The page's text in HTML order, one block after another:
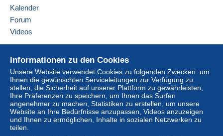
Konto des Käufers nach sich ziehen.
Sollten die Verkaufsbedingungen des Verkäufers
Klauseln enthalten, die sich auf die Zahlung
Zahlungsbedingungen der Delcampe-Website, wie
sie in den Nutzungsbedingungen definiert sind.
Käufe müssen, nachdem der Verkäufer die
Endabrechnung geschickt hat, innerhalb von14
Tagenbezahlt werden.
Garantie:
Belgien
Diesen Verkäufer zu den Favoriten hinzufügen
hinzufügen
Informationen zu den Cookies
Unsere Website verwendet Cookies zu folgenden Zwecken: um
Ihnen die gewünschten Serviceleitungen zur Verfügung zu
stellen, die Sicherheit auf unserer Plattform zu gewährleisten,
Ihre Präferenzen zu speichern, um Ihnen das Surfen
angenehmer zu machen, Statistiken zu erstellen, um unsere
Website an Ihre Bedürfnisse anzupassen, Videos anzuzeigen
und Ihnen zu ermöglichen, Inhalte in sozialen Netzwerken zu
teilen.
Kalender
Forum
Videos
Online-Hilfe
Auf Delcampe kaufen
Auf Delcampe verkaufen
Eine sichere Website